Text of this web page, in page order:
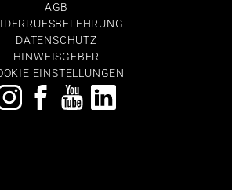
AGB
DATENSCHUTZ
HINWEISGEBER
EINSTELLUNGEN